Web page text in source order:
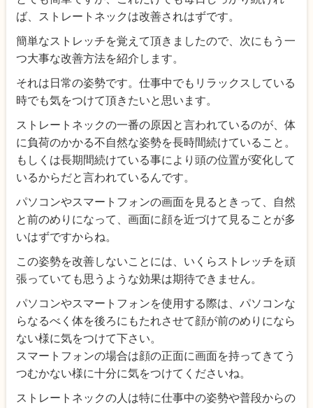
ば、ストレートネックは改善されはずです。
簡単なストレッチを覚えて頂きましたので、次にもう一
つ大事な改善方法を紹介します。
それは日常の姿勢です。仕事中でもリラックスしている
時でも気をつけて頂きたいと思います。
ストレートネックの一番の原因と言われているのが、体
に負荷のかかる不自然な姿勢を長時間続けていること。
もしくは長期間続けている事により頭の位置が変化して
いるからだと言われているんです。
パソコンやスマートフォンの画面を見るときって、自然
と前のめりになって、画面に顔を近づけて見ることが多
いはずですからね。
この姿勢を改善しないことには、いくらストレッチを頑
張っていても思うような効果は期待できません。
パソコンやスマートフォンを使用する際は、パソコンな
らなるべく体を後ろにもたれさせて顔が前のめりになら
ない様に気をつけて下さい。
スマートフォンの場合は顔の正面に画面を持ってきてう
つむかない様に十分に気をつけてくださいね。
ストレートネックの人は特に仕事中の姿勢や普段からの